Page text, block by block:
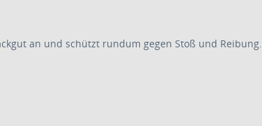
an und schützt rundum gegen Stoß und Reibung.